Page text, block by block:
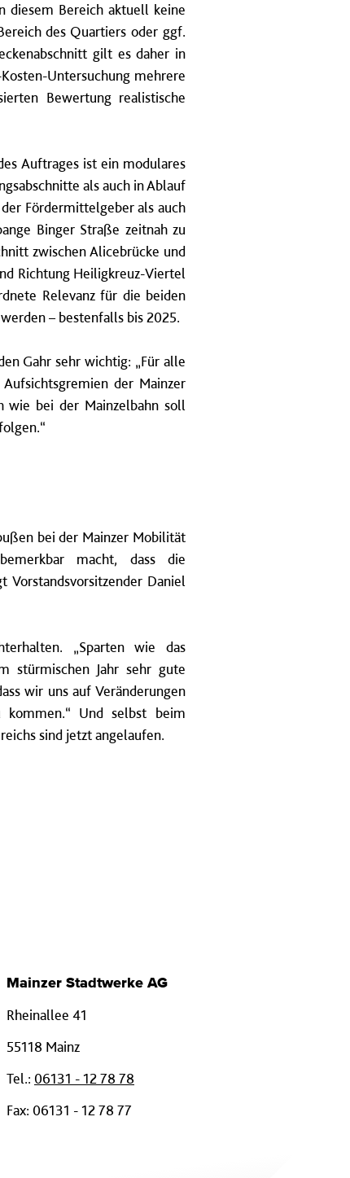
diesem Bereich aktuell keine
des Quartiers oder ggf.
gilt es daher in
Untersuchung mehrere
Bewertung realistische
Auftrages ist ein modulares
als auch in Ablauf
Fördermittelgeber als auch
Binger Straße zeitnah zu
zwischen Alicebrücke und
Richtung Heiligkreuz-Viertel
Relevanz für die beiden
– bestenfalls bis 2025.
Gahr sehr wichtig: „Für alle
der Mainzer
wie bei der Mainzelbahn soll
bei der Mainzer Mobilität
macht, dass die
Daniel
„Sparten wie das
stürmischen Jahr sehr gute
wir uns auf Veränderungen
Und selbst beim
sind jetzt angelaufen.
Mainzer Stadtwerke AG
Rheinallee 41
55118 Mainz
Tel.: 06131 - 12 78 78
Fax: 06131 - 12 78 77